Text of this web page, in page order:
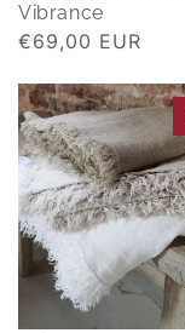
Vibrance
Normaler
€69,00 EUR